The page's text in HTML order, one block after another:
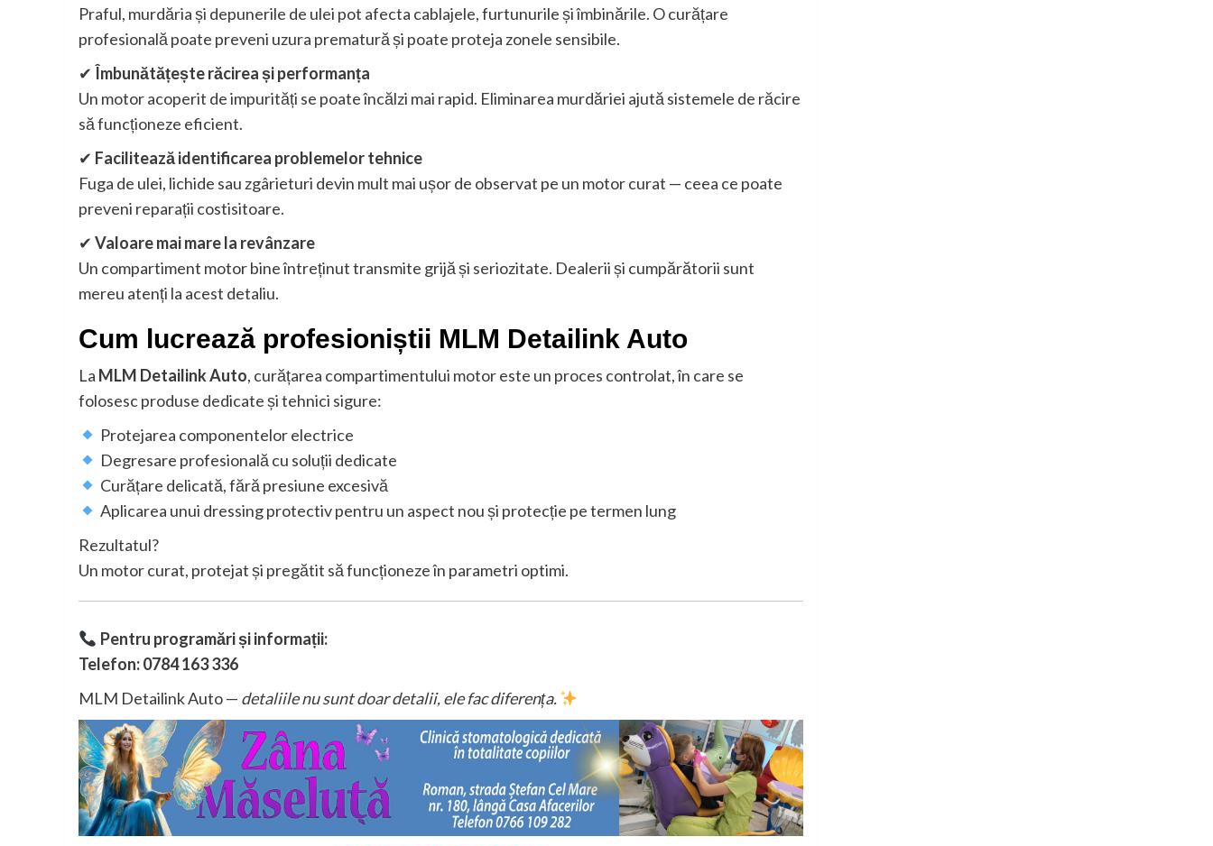
Praful, murdăria și depunerile de ulei pot afecta cablajele, furtunurile și îmbinările. O curățare
profesională poate preveni uzura prematură și poate proteja zonele sensibile.
✔ Îmbunătățește răcirea și performanța
Un motor acoperit de impurități se poate încălzi mai rapid. Eliminarea murdăriei ajută sistemele de răcire
să funcționeze eficient.
✔ Facilitează identificarea problemelor tehnice
Fuga de ulei, lichide sau zgârieturi devin mult mai ușor de observat pe un motor curat — ceea ce poate
preveni reparații costisitoare.
✔ Valoare mai mare la revânzare
Un compartiment motor bine întreținut transmite grijă și seriozitate. Dealerii și cumpărătorii sunt
mereu atenți la acest detaliu.
Cum lucrează profesioniștii MLM Detailink Auto
La MLM Detailink Auto, curățarea compartimentului motor este un proces controlat, în care se
folosesc produse dedicate și tehnici sigure:
Protejarea componentelor electrice
Degresare profesională cu soluții dedicate
Curățare delicată, fără presiune excesivă
Aplicarea unui dressing protectiv pentru un aspect nou și protecție pe termen lung
Rezultatul?
Un motor curat, protejat și pregătit să funcționeze în parametri optimi.
Pentru programări și informații:
Telefon: 0784 163 336
MLM Detailink Auto — detaliile nu sunt doar detalii, ele fac diferența.